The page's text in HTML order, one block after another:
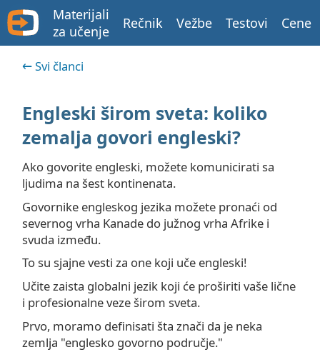
Materijali
za učenje
Rečnik Vežbe Testovi Cene
Svi članci
Engleski širom sveta: koliko
zemalja govori engleski?
Ako govorite engleski, možete komunicirati sa
ljudima na šest kontinenata.
Govornike engleskog jezika možete pronaći od
severnog vrha Kanade do južnog vrha Afrike i
svuda između.
To su sjajne vesti za one koji uče engleski!
Učite zaista globalni jezik koji će proširiti vaše lične
i profesionalne veze širom sveta.
Prvo, moramo definisati šta znači da je neka
zemlja "englesko govorno područje."